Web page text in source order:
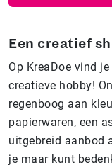
Een creatief
Op KreaDoe vind
creatieve hobby!
regenboog aan
papierwaren, een
uitgebreid aanbod
je maar kunt